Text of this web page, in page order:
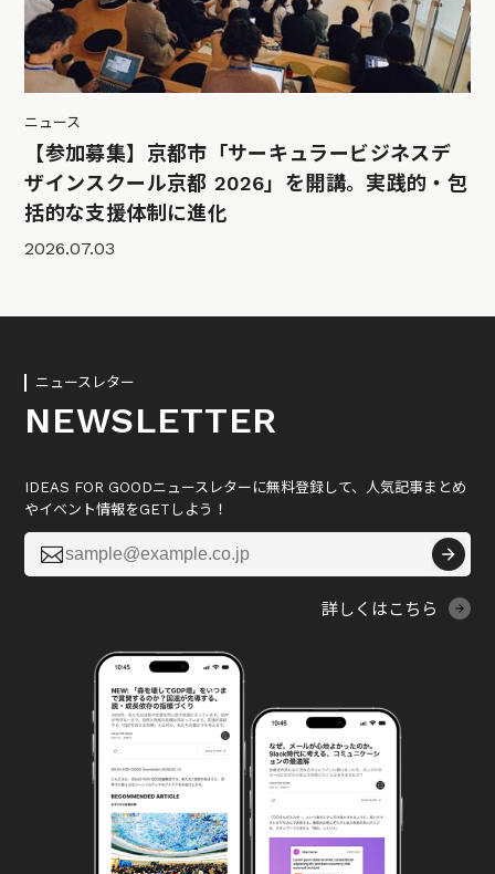
ニュース
【参加募集】京都市「サーキュラービジネスデ
ザインスクール京都 2026」を開講。実践的・包
括的な支援体制に進化
2026.07.03
ニュースレター
NEWSLETTER
IDEAS FOR GOODニュースレターに無料登録して、人気記事まとめ
やイベント情報をGETしよう！

詳しくはこちら